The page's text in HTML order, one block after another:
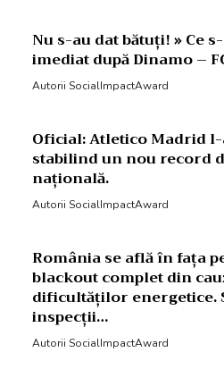
Nu s-au dat bătuți! » Ce
imediat după Dinamo –
Autorii SocialImpactAward
Oficial: Atletico Madrid l-
stabilind un nou record
națională.
Autorii SocialImpactAward
România se află în fața
blackout complet din
dificultăților energetice.
inspecții…
Autorii SocialImpactAward